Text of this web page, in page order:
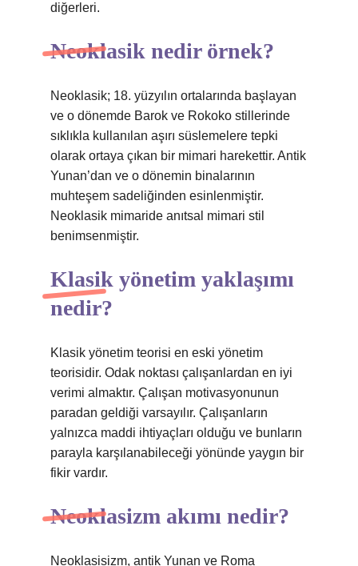
diğerleri.
Neoklasik nedir örnek?
Neoklasik; 18. yüzyılın ortalarında başlayan
ve o dönemde Barok ve Rokoko stillerinde
sıklıkla kullanılan aşırı süslemelere tepki
olarak ortaya çıkan bir mimari harekettir. Antik
Yunan’dan ve o dönemin binalarının
muhteşem sadeliğinden esinlenmiştir.
Neoklasik mimaride anıtsal mimari stil
benimsenmiştir.
Klasik yönetim yaklaşımı
nedir?
Klasik yönetim teorisi en eski yönetim
teorisidir. Odak noktası çalışanlardan en iyi
verimi almaktır. Çalışan motivasyonunun
paradan geldiği varsayılır. Çalışanların
yalnızca maddi ihtiyaçları olduğu ve bunların
parayla karşılanabileceği yönünde yaygın bir
fikir vardır.
Neoklasizm akımı nedir?
Neoklasisizm, antik Yunan ve Roma